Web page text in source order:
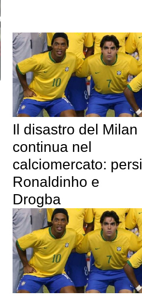
Il disastro del Milan
continua nel
calciomercato: persi
Ronaldinho e
Drogba